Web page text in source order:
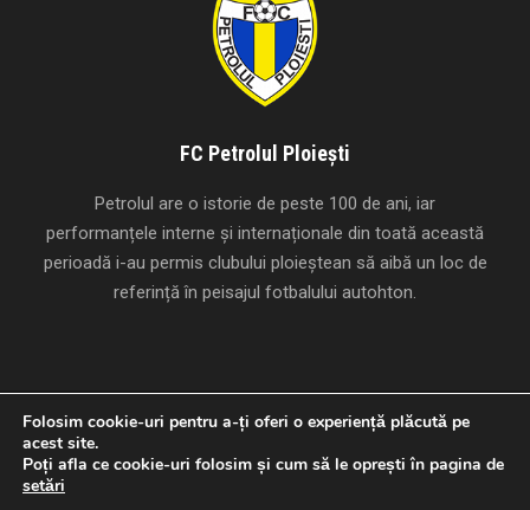
FC Petrolul Ploiești
Petrolul are o istorie de peste 100 de ani, iar
performanțele interne și internaționale din toată această
perioadă i-au permis clubului ploieștean să aibă un loc de
referință în peisajul fotbalului autohton.
Creat cu
Copyright 1924-2026 FC Petrolul Ploiești, Toate drepturile
Folosim cookie-uri pentru a-ți oferi o experiență plăcută pe
acest site.
Poți afla ce cookie-uri folosim și cum să le oprești în pagina de
setări